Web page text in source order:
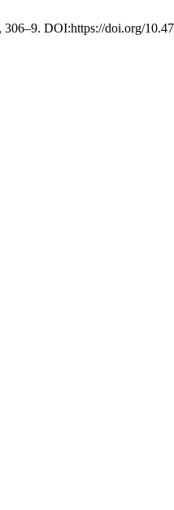
306–9. DOI:https://doi.org/